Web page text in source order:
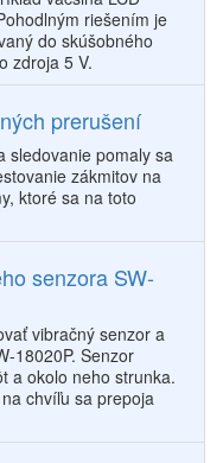
riešením je
do skúšobného
zdroja 5 V.
prerušení
sledovanie pomaly sa
zákmitov na
ktoré sa na toto
senzora SW-
vibračný senzor a
18020P. Senzor
a okolo neho strunka.
chvíľu sa prepoja